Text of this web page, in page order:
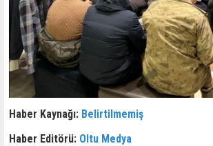
Haber Kaynağı: Belirtilmemiş
Haber Editörü: Oltu Medya